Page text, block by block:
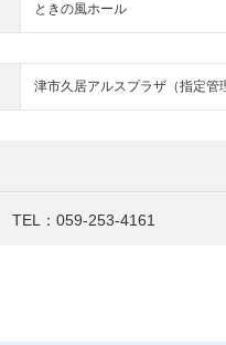
ときの風ホール
津市久居アルスプラザ（指定管
TEL：059-253-4161